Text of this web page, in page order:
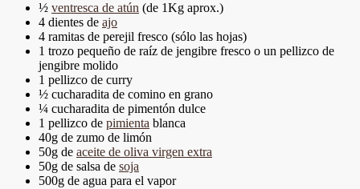
½ ventresca de atún (de 1Kg aprox.)
4 dientes de ajo
4 ramitas de perejil fresco (sólo las hojas)
1 trozo pequeño de raíz de jengibre fresco o un pellizco de
jengibre molido
1 pellizco de curry
½ cucharadita de comino en grano
¼ cucharadita de pimentón dulce
1 pellizco de pimienta blanca
40g de zumo de limón
50g de aceite de oliva virgen extra
50g de salsa de soja
500g de agua para el vapor